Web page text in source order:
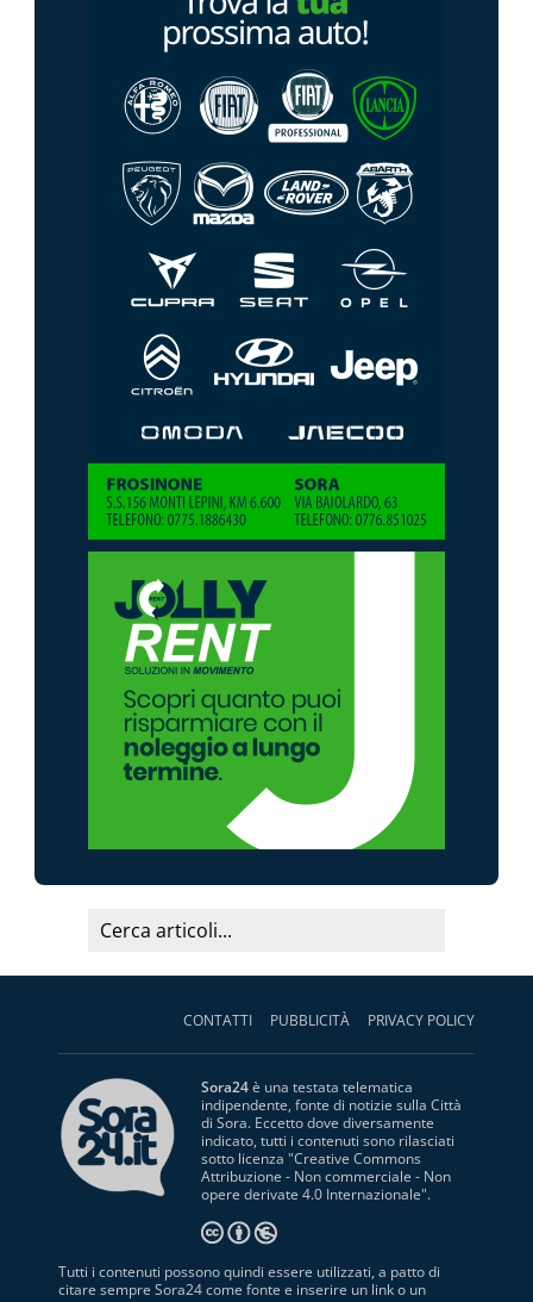
CONTATTI PUBBLICITÀ PRIVACY POLICY
Sora24è una testata telematica
indipendente, fonte di notizie sulla Città
di Sora. Eccetto dove diversamente
indicato, tutti i contenuti sono rilasciati
sotto licenza "Creative Commons
Attribuzione - Non commerciale - Non
opere derivate 4.0 Internazionale".
Tutti i contenuti possono quindi essere utilizzati, a patto di
citare sempre Sora24 come fonte e inserire un link o un